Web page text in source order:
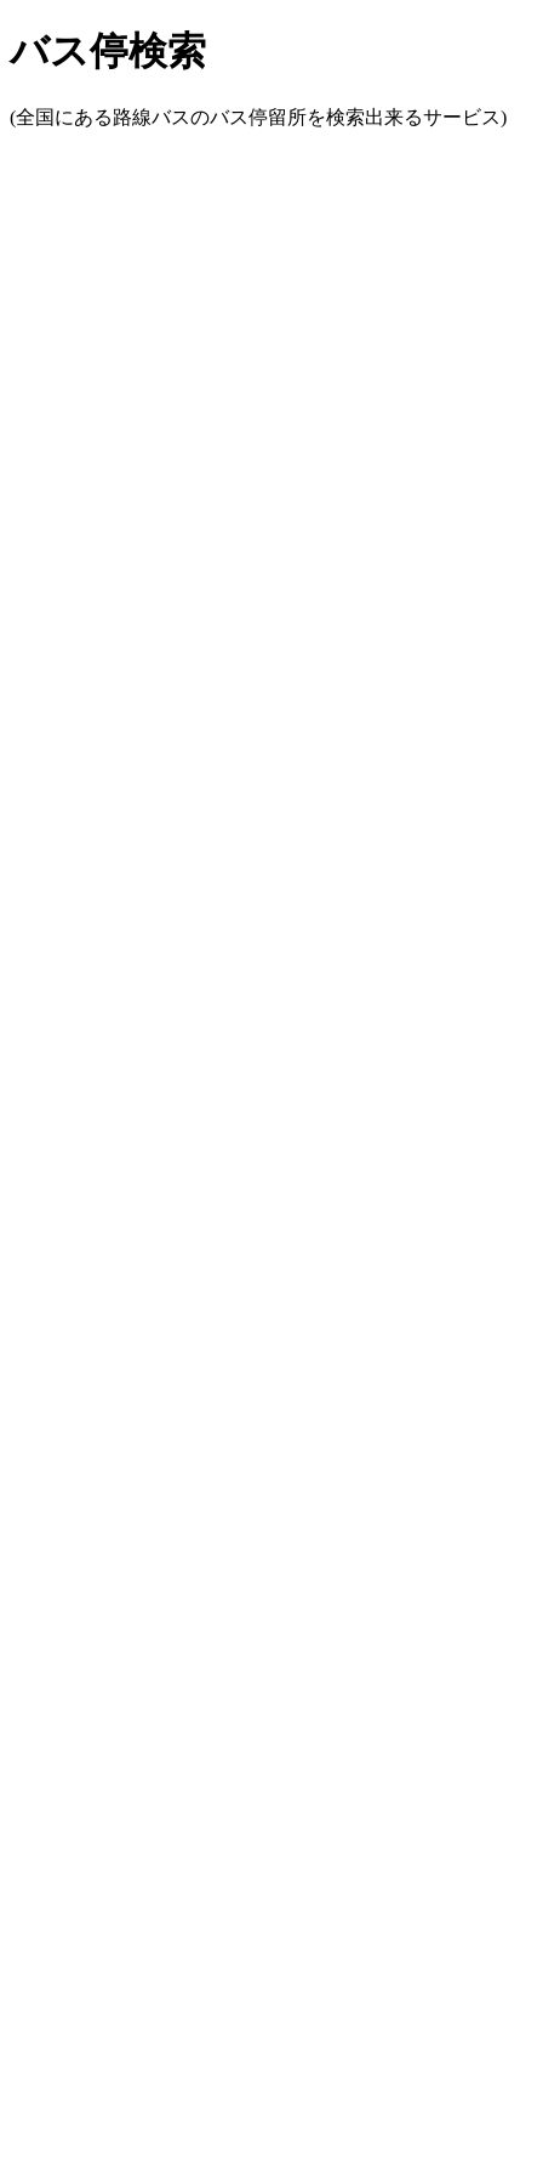
バス停検索
(全国にある路線バスのバス停留所を検索出来るサービス)